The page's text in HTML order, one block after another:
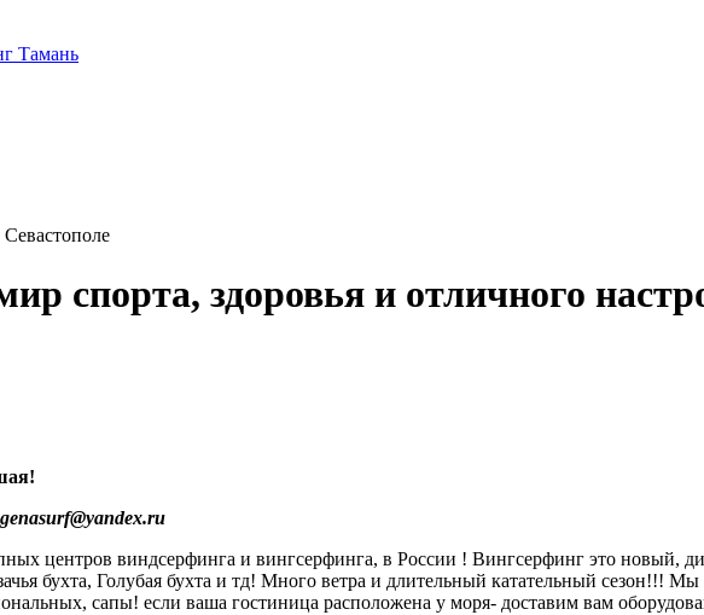
Тамань
спорта, здоровья и отличного
центров виндсерфинга и вингсерфинга, в России ! Вингсерфинг это новый,
бухта, Голубая бухта и тд! Много ветра и длительный катательный сезон!!!
сапы! если ваша гостиница расположена у моря- доставим вам